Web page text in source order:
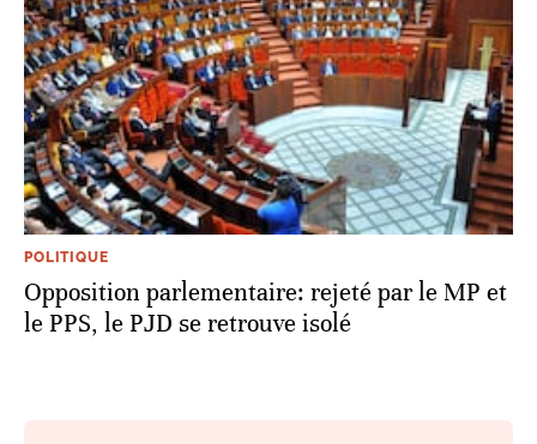
POLITIQUE
Opposition parlementaire: rejeté par le MP et
le PPS, le PJD se retrouve isolé